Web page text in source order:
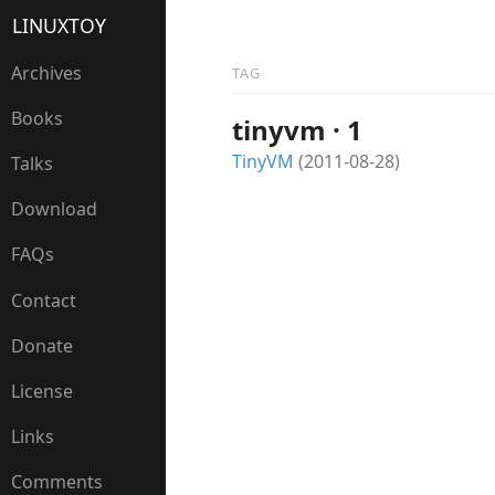
LINUXTOY
Archives
Books
Talks
Download
FAQs
Contact
Donate
License
Links
Comments
TAG
tinyvm · 1
TinyVM (2011-08-28)